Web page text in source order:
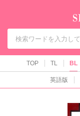
TOP TL BL
英語版